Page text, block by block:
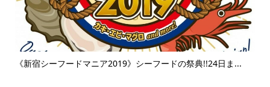
《富士そば》衝撃のタピオカ漬け丼!!販売延長を繰り返すその